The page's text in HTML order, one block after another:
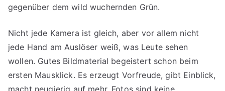
gegenüber dem wild wuchernden Grün.
Nicht jede Kamera ist gleich, aber vor allem nicht
jede Hand am Auslöser weiß, was Leute sehen
wollen. Gutes Bildmaterial begeistert schon beim
ersten Mausklick. Es erzeugt Vorfreude, gibt Einblick,